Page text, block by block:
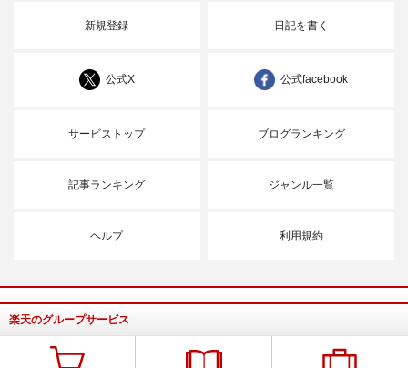
新規登録 日記を書く
公式X 公式facebook
サービストップ ブログランキング
記事ランキング ジャンル一覧
ヘルプ 利用規約
楽天のグループサービス